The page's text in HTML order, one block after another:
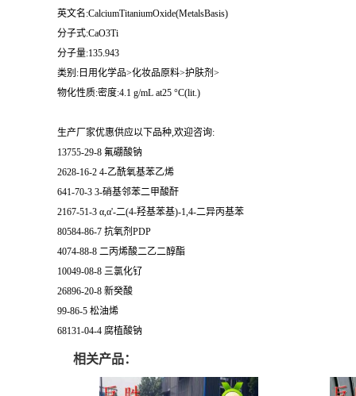
英文名:CalciumTitaniumOxide(MetalsBasis)
分子式:CaO3Ti
分子量:135.943
类别:日用化学品>化妆品原料>护肤剂>
物化性质:密度:4.1 g/mL at25 °C(lit.)
生产厂家优惠供应以下品种,欢迎咨询:
13755-29-8 氟硼酸钠
2628-16-2 4-乙酰氧基苯乙烯
641-70-3 3-硝基邻苯二甲酸酐
2167-51-3 α,α'-二(4-羟基苯基)-1,4-二异丙基苯
80584-86-7 抗氧剂PDP
4074-88-8 二丙烯酸二乙二醇酯
10049-08-8 三氯化钌
26896-20-8 新癸酸
99-86-5 松油烯
68131-04-4 腐植酸钠
相关产品：